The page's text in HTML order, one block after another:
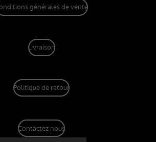
générales de vente
Livraison
Politique de retour
Contactez nous